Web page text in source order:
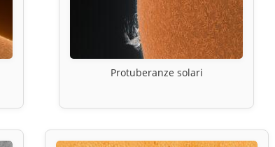
Protuberanze solari